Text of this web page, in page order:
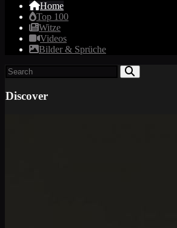
Home
Top 100
Witze
Videos
Bilder & Sprüche
Discover